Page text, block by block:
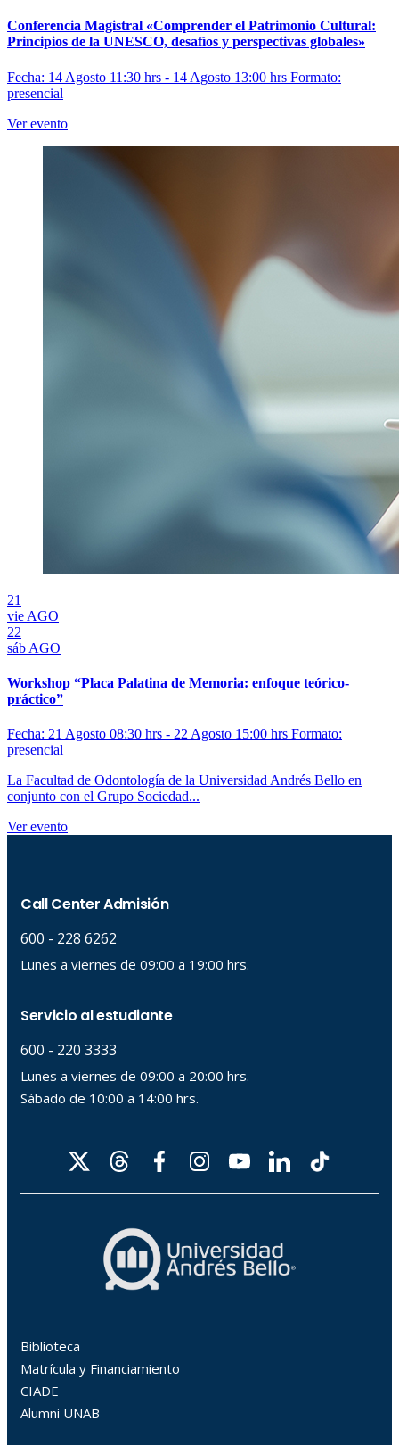
Conferencia Magistral «Comprender el Patrimonio Cultural:
Principios de la UNESCO, desafíos y perspectivas globales»
Fecha: 14 Agosto 11:30 hrs - 14 Agosto 13:00 hrs Formato:
presencial
Ver evento
21
vie AGO
22
sáb AGO
Workshop “Placa Palatina de Memoria: enfoque teórico-
práctico”
Fecha: 21 Agosto 08:30 hrs - 22 Agosto 15:00 hrs Formato:
presencial
La Facultad de Odontología de la Universidad Andrés Bello en
conjunto con el Grupo Sociedad...
Ver evento